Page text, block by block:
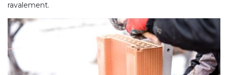
ravalement.